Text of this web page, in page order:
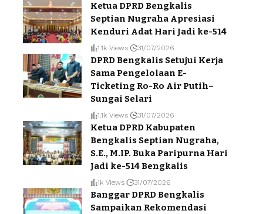
Ketua DPRD Bengkalis
Septian Nugraha Apresiasi
Kenduri Adat Hari Jadi ke-514
1.1k Views 31/07/2026
DPRD Bengkalis Setujui Kerja
Sama Pengelolaan E-
Ticketing Ro-Ro Air Putih–
Sungai Selari
1.1k Views 31/07/2026
Ketua DPRD Kabupaten
Bengkalis Septian Nugraha,
S.E., M.IP. Buka Paripurna Hari
Jadi ke-514 Bengkalis
1k Views 31/07/2026
Banggar DPRD Bengkalis
Sampaikan Rekomendasi